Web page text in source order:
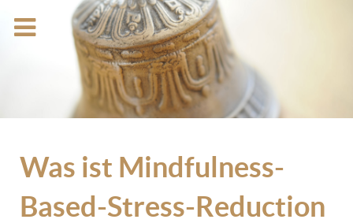
Was ist Mindfulness-
Based-Stress-Reduction